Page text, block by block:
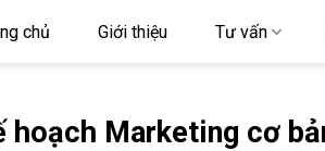
chủ Giới thiệu Tư vấn
hoạch Marketing cơ